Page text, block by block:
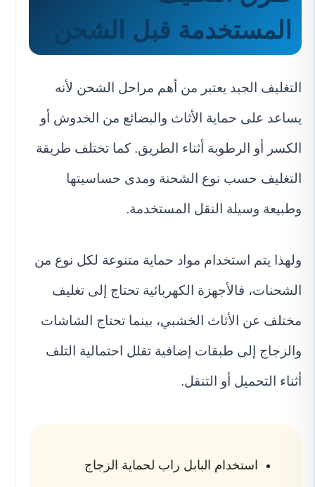
المستخدمة قبل الشحن
التغليف الجيد يعتبر من أهم مراحل الشحن لأنه
يساعد على حماية الأثاث والبضائع من الخدوش أو
الكسر أو الرطوبة أثناء الطريق. كما تختلف طريقة
التغليف حسب نوع الشحنة ومدى حساسيتها
وطبيعة وسيلة النقل المستخدمة.
ولهذا يتم استخدام مواد حماية متنوعة لكل نوع من
الشحنات، فالأجهزة الكهربائية تحتاج إلى تغليف
مختلف عن الأثاث الخشبي، بينما تحتاج الشاشات
والزجاج إلى طبقات إضافية تقلل احتمالية التلف
أثناء التحميل أو التنقل.
استخدام البابل راب لحماية الزجاج